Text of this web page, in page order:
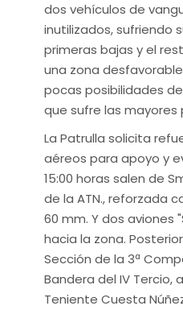
dos vehículos de
inutilizados, sufriendo
primeras bajas y el
una zona
pocas posibilidades
que sufre las mayores
La Patrulla solicita
aéreos para apoyo y
15:00 horas salen de
de la ATN., reforzada
60 mm. Y dos aviones
hacia la zona.
Sección de la 3ª
Bandera del IV Tercio,
Teniente Cuesta